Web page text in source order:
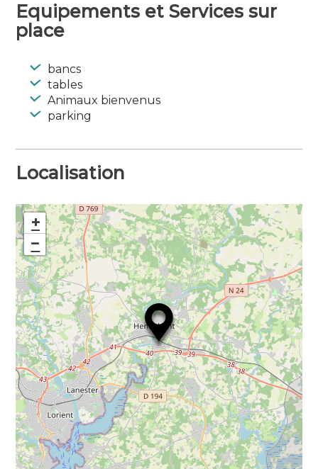
Equipements et Services sur
place
bancs
tables
Animaux bienvenus
parking
Localisation
+
−